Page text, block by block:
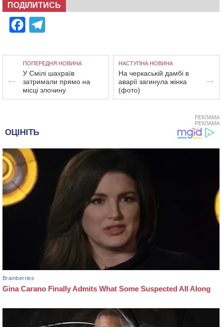
ПОДІЛИТИСЬ
Facebook
ПОПЕРЕДНЯ НОВИНА
У Смілі шахраїв
затримали прямо на
місці злочину
НАСТУПНА НОВИНА
На черкаській дамбі в
аварії загинула жінка
(фото)
РЕКЛАМА
РЕКЛАМА